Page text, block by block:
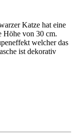
Katze hat eine
Höhe von 30 cm.
welcher das
ist dekorativ